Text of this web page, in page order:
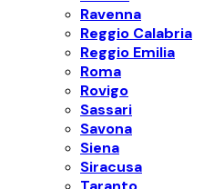
Ravenna
Reggio Calabria
Reggio Emilia
Roma
Rovigo
Sassari
Savona
Siena
Siracusa